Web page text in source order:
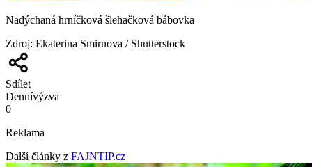
Nadýchaná hrníčková šlehačková bábovka
Zdroj: Ekaterina Smirnova / Shutterstock
Sdílet
Dennívýzva
0
Reklama
Další články z FAJNTIP.cz